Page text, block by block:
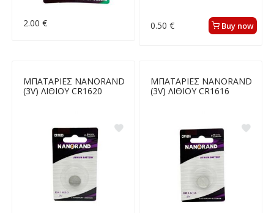
2.00 € 0.50 € Buy now
ΜΠΑΤΑΡΙΕΣ NANORAND
(3V) ΛΙΘΙΟΥ CR1620
ΜΠΑΤΑΡΙΕΣ NANORAND
(3V) ΛΙΘΙΟΥ CR1616